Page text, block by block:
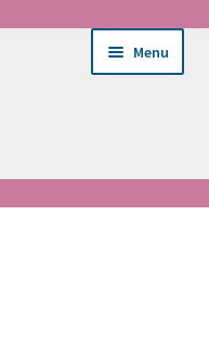
Menu
Ouvrir